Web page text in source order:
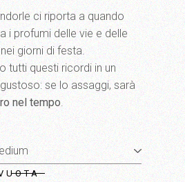
ci riporta a quando
i profumi delle vie e delle
giorni di festa.
tutti questi ricordi in un
se lo assaggi, sarà
nel tempo.